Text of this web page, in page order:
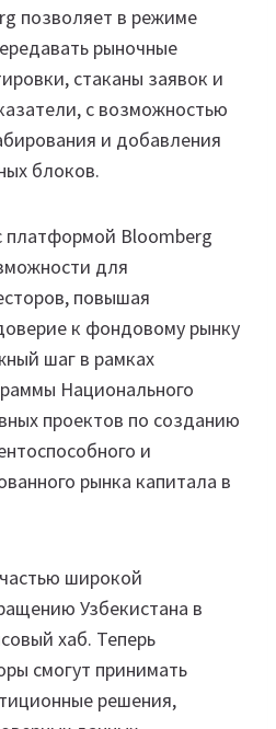
позволяет в режиме
рыночные
стаканы заявок и
с возможностью
и добавления
блоков.
платформой Bloomberg
для
повышая
к фондовому рынку
шаг в рамках
Национального
проектов по созданию
и
рынка капитала в
широкой
Узбекистана в
хаб. Теперь
смогут принимать
решения,